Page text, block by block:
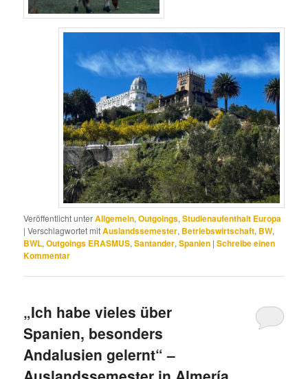
Veröffentlicht unterAllgemein,Outgoings,Studienaufenthalt Europa
|Verschlagwortet mitAuslandssemester, Betriebswirtschaft, BW,
BWL,Outgoings ERASMUS,Santander,Spanien |Schreibe einen
Kommentar
„Ich habe vieles über
Spanien, besonders
Andalusien gelernt“ –